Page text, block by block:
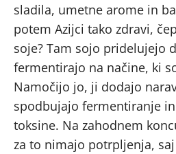
sladila, umetne arome in
potem Azijci tako zdravi,
soje? Tam sojo pridelujejo
fermentirajo na načine, ki
Namočijo jo, ji dodajo
spodbujajo fermentiranje
toksine. Na zahodnem
za to nimajo potrpljenja,